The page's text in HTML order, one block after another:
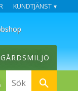
KUNDTJÄNST